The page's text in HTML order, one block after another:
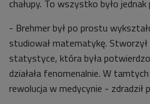
chałupy. To wszystko było
- Brehmer był po prostu
studiował matematykę.
statystyce, która była
działała fenomenalnie. W
rewolucja w medycynie - zdradził